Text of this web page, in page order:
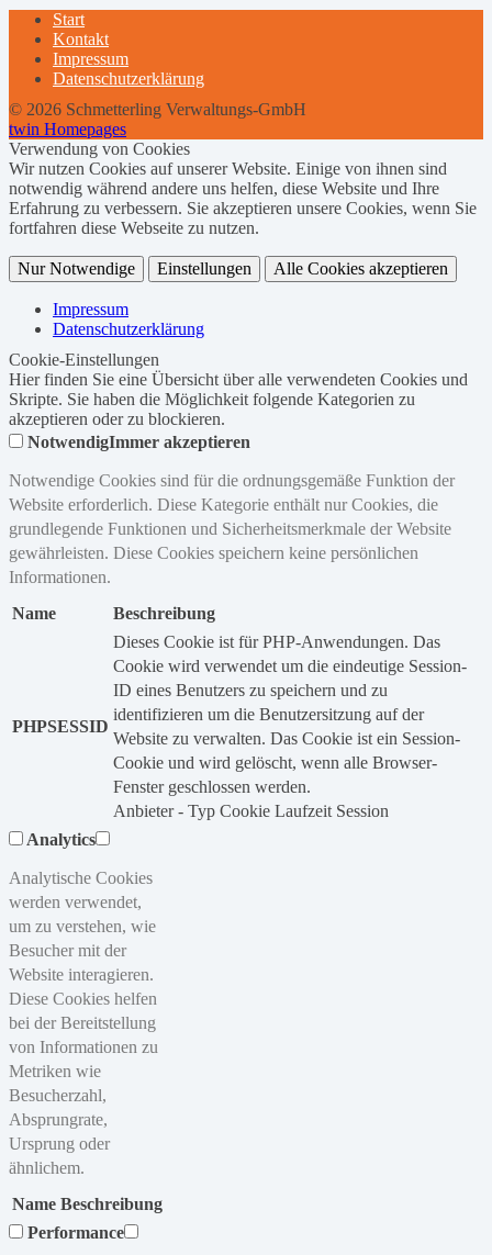
Start
Kontakt
Impressum
Datenschutzerklärung
© 2026 Schmetterling Verwaltungs-GmbH
twin Homepages
Verwendung von Cookies
Wir nutzen Cookies auf unserer Website. Einige von ihnen sind
notwendig während andere uns helfen, diese Website und Ihre
Erfahrung zu verbessern. Sie akzeptieren unsere Cookies, wenn Sie
fortfahren diese Webseite zu nutzen.
Nur Notwendige Einstellungen Alle Cookies akzeptieren
Impressum
Datenschutzerklärung
Cookie-Einstellungen
Hier finden Sie eine Übersicht über alle verwendeten Cookies und
Skripte. Sie haben die Möglichkeit folgende Kategorien zu
akzeptieren oder zu blockieren.
NotwendigImmer akzeptieren
Notwendige Cookies sind für die ordnungsgemäße Funktion der
Website erforderlich. Diese Kategorie enthält nur Cookies, die
grundlegende Funktionen und Sicherheitsmerkmale der Website
gewährleisten. Diese Cookies speichern keine persönlichen
Informationen.
Name
Beschreibung
PHPSESSID
Dieses Cookie ist für PHP-Anwendungen. Das
Cookie wird verwendet um die eindeutige Session-
ID eines Benutzers zu speichern und zu
identifizieren um die Benutzersitzung auf der
Website zu verwalten. Das Cookie ist ein Session-
Cookie und wird gelöscht, wenn alle Browser-
Fenster geschlossen werden.
Anbieter - Typ Cookie Laufzeit Session
Analytics
Analytische Cookies
werden verwendet,
um zu verstehen, wie
Besucher mit der
Website interagieren.
Diese Cookies helfen
bei der Bereitstellung
von Informationen zu
Metriken wie
Besucherzahl,
Absprungrate,
Ursprung oder
ähnlichem.
Name Beschreibung
Performance